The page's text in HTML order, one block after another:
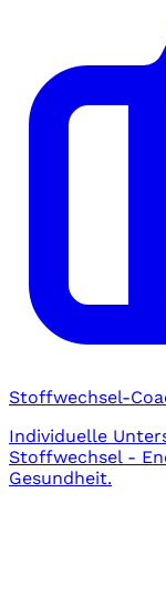
Stoffwechsel-
Individuelle
Stoffwechsel -
Gesundheit.